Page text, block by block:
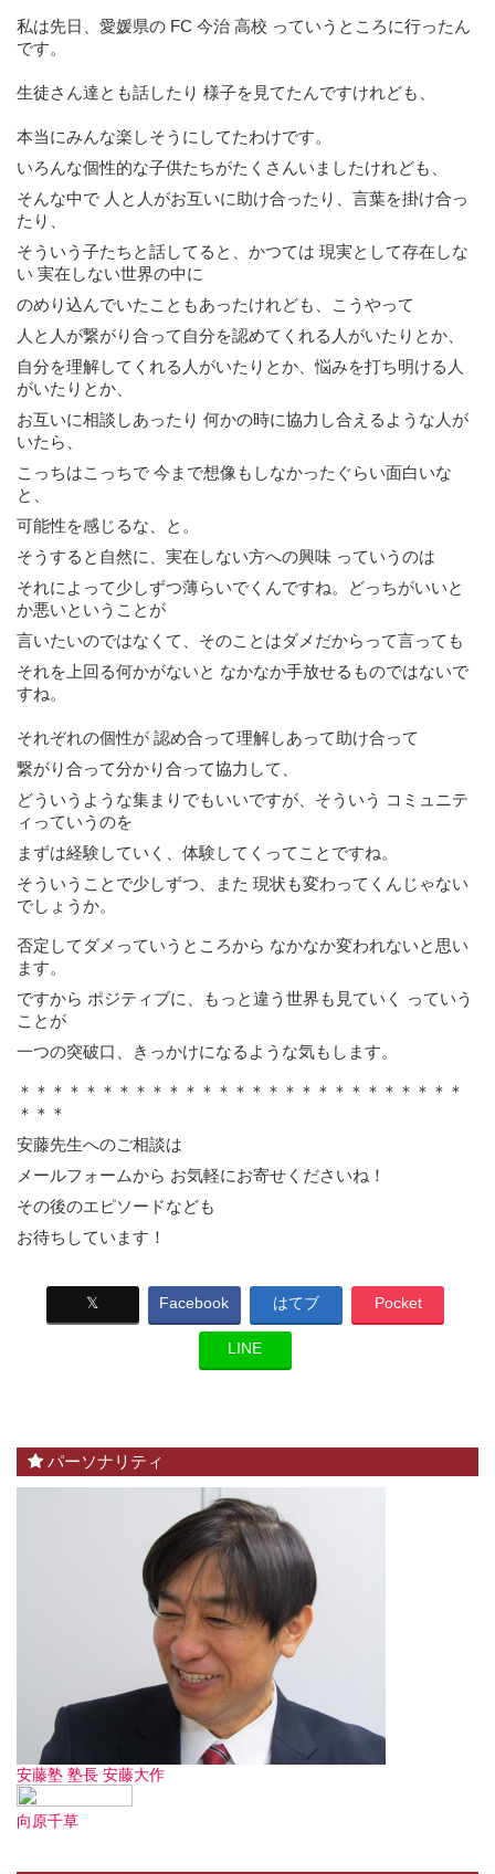
私は先日、愛媛県の FC 今治 高校 っていうところに行ったん
です。
生徒さん達とも話したり 様子を見てたんですけれども、
本当にみんな楽しそうにしてたわけです。
いろんな個性的な子供たちがたくさんいましたけれども、
そんな中で 人と人がお互いに助け合ったり、言葉を掛け合っ
たり、
そういう子たちと話してると、かつては 現実として存在しな
い 実在しない世界の中に
のめり込んでいたこともあったけれども、こうやって
人と人が繋がり合って自分を認めてくれる人がいたりとか、
自分を理解してくれる人がいたりとか、悩みを打ち明ける人
がいたりとか、
お互いに相談しあったり 何かの時に協力し合えるような人が
いたら、
こっちはこっちで 今まで想像もしなかったぐらい面白いな
と、
可能性を感じるな、と。
そうすると自然に、実在しない方への興味 っていうのは
それによって少しずつ薄らいでくんですね。どっちがいいと
か悪いということが
言いたいのではなくて、そのことはダメだからって言っても
それを上回る何かがないと なかなか手放せるものではないで
すね。
それぞれの個性が 認め合って理解しあって助け合って
繋がり合って分かり合って協力して、
どういうような集まりでもいいですが、そういう コミュニテ
ィっていうのを
まずは経験していく、体験してくってことですね。
そういうことで少しずつ、また 現状も変わってくんじゃない
でしょうか。
否定してダメっていうところから なかなか変われないと思い
ます。
ですから ポジティブに、もっと違う世界も見ていく っていう
ことが
一つの突破口、きっかけになるような気もします。
＊＊＊＊＊＊＊＊＊＊＊＊＊＊＊＊＊＊＊＊＊＊＊＊＊＊＊
＊＊＊
安藤先生へのご相談は
メールフォームから お気軽にお寄せくださいね！
その後のエピソードなども
お待ちしています！
𝕏 Facebook はてブ Pocket
LINE
パーソナリティ
安藤塾 塾長 安藤大作
向原千草